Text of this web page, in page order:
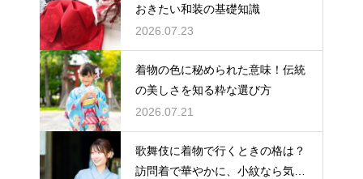
おきたい和装の基礎知識
2026.07.23
着物の色に秘められた意味！伝統
の美しさを知る粋な選び方
2026.07.21
歌舞伎に着物で行くときの格は？
訪問着で華やかに、小紋なら気軽